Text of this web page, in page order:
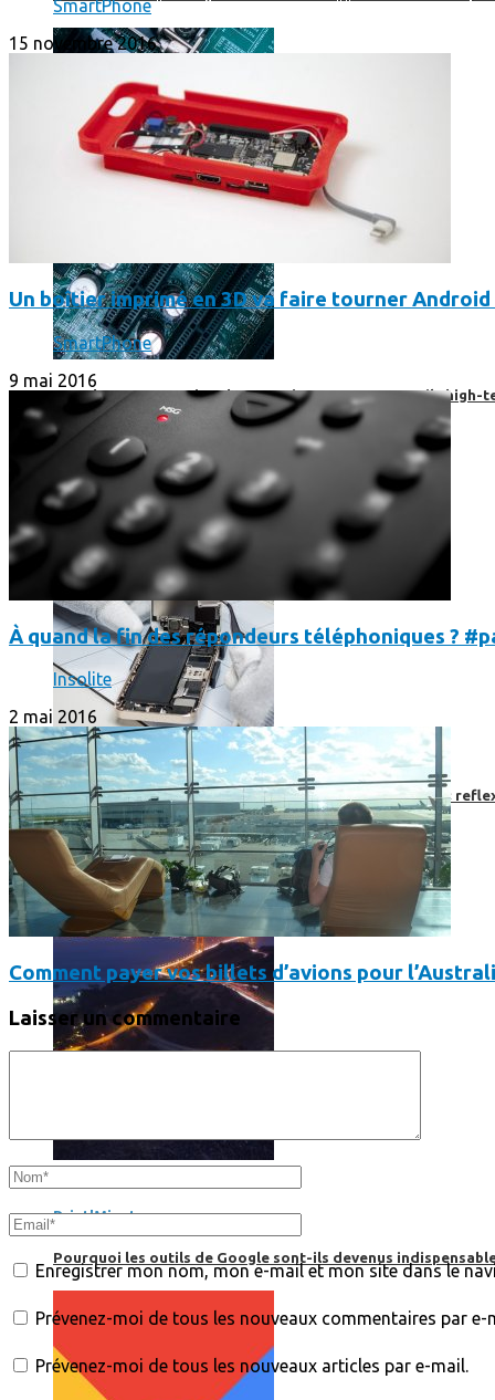
Prendre une extension de garantie pour vos appareils high-
Faut-il encore emmener son bon vieux appareil photo «
Print’Minute
Print'Minute
Pourquoi les outils de Google sont-ils devenus
SmartPhone
15 novembre 2016
Un boîtier imprimé en 3D va faire tourner
SmartPhone
9 mai 2016
À quand la fin des répondeurs téléphoniques ?
Insolite
2 mai 2016
Comment payer vos billets d’avions pour
Laisser un commentaire
Enregistrer mon nom, mon e-mail et mon site dans le
Prévenez-moi de tous les nouveaux commentaires par e-
Prévenez-moi de tous les nouveaux articles par e-mail.